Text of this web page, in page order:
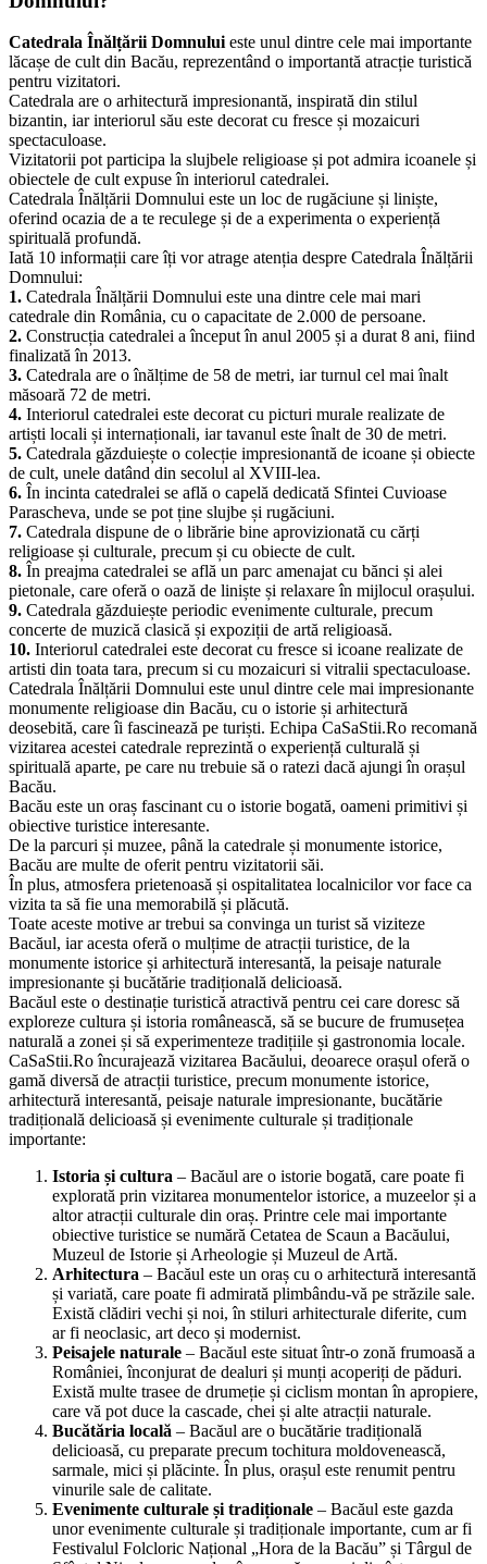
De ce ar trebui sa vizitezi Catedrala Înălțării
Domnului?
Catedrala Înălțării Domnuluieste unul dintre cele mai importante
lăcașe de cult din Bacău, reprezentând o importantă atracție turistică
pentru vizitatori.
Catedrala are o arhitectură impresionantă, inspirată din stilul
bizantin, iar interiorul său este decorat cu fresce și mozaicuri
spectaculoase.
Vizitatorii pot participa la slujbele religioase și pot admira icoanele și
obiectele de cult expuse în interiorul catedralei.
Catedrala Înălțării Domnului este un loc de rugăciune și liniște,
oferind ocazia de a te reculege și de a experimenta o experiență
spirituală profundă.
Iată 10 informații care îți vor atrage atenția despre Catedrala Înălțării
Domnului:
1.Catedrala Înălțării Domnului este una dintre cele mai mari
catedrale din România, cu o capacitate de 2.000 de persoane.
2.Construcția catedralei a început în anul 2005 și a durat 8 ani, fiind
finalizată în 2013.
3.Catedrala are o înălțime de 58 de metri, iar turnul cel mai înalt
măsoară 72 de metri.
4. Interiorul catedralei este decorat cu picturi murale realizate de
artiști locali și internaționali, iar tavanul este înalt de 30 de metri.
5.Catedrala găzduiește o colecție impresionantă de icoane și obiecte
de cult, unele datând din secolul al XVIII-lea.
6.În incinta catedralei se află o capelă dedicată Sfintei Cuvioase
Parascheva, unde se pot ține slujbe și rugăciuni.
7.Catedrala dispune de o librărie bine aprovizionată cu cărți
religioase și culturale, precum și cu obiecte de cult.
8.În preajma catedralei se află un parc amenajat cu bănci și alei
pietonale, care oferă o oază de liniște și relaxare în mijlocul orașului.
9.Catedrala găzduiește periodic evenimente culturale, precum
concerte de muzică clasică și expoziții de artă religioasă.
10.Interiorul catedralei este decorat cu fresce si icoane realizate de
artisti din toata tara, precum si cu mozaicuri si vitralii spectaculoase.
Catedrala Înălțării Domnului este unul dintre cele mai impresionante
monumente religioase din Bacău, cu o istorie și arhitectură
deosebită, care îi fascinează pe turiști. Echipa CaSaStii.Ro recomană
vizitarea acestei catedrale reprezintă o experiență culturală și
spirituală aparte, pe care nu trebuie să o ratezi dacă ajungi în orașul
Bacău.
Bacău este un oraș fascinant cu o istorie bogată, oameni primitivi și
obiective turistice interesante.
De la parcuri și muzee, până la catedrale și monumente istorice,
Bacău are multe de oferit pentru vizitatorii săi.
În plus, atmosfera prietenoasă și ospitalitatea localnicilor vor face ca
vizita ta să fie una memorabilă și plăcută.
Toate aceste motive ar trebui sa convinga un turist să viziteze
Bacăul, iar acesta oferă o mulțime de atracții turistice, de la
monumente istorice și arhitectură interesantă, la peisaje naturale
impresionante și bucătărie tradițională delicioasă.
Bacăul este o destinație turistică atractivă pentru cei care doresc să
exploreze cultura și istoria românească, să se bucure de frumusețea
naturală a zonei și să experimenteze tradițiile și gastronomia locale.
CaSaStii.Ro încurajează vizitarea Bacăului, deoarece orașul oferă o
gamă diversă de atracții turistice, precum monumente istorice,
tradițională delicioasă și evenimente culturale și tradiționale
importante:
Istoria și cultura – Bacăul are o istorie bogată, care poate fi
explorată prin vizitarea monumentelor istorice, a muzeelor și a
altor atracții culturale din oraș. Printre cele mai importante
obiective turistice se numără Cetatea de Scaun a Bacăului,
Muzeul de Istorie și Arheologie și Muzeul de Artă.
Arhitectura– Bacăul este un oraș cu o arhitectură interesantă
și variată, care poate fi admirată plimbându-vă pe străzile sale.
Există clădiri vechi și noi, în stiluri arhitecturale diferite, cum
ar fi neoclasic, art deco și modernist.
Peisajele naturale – Bacăul este situat într-o zonă frumoasă a
României, înconjurat de dealuri și munți acoperiți de păduri.
Există multe trasee de drumeție și ciclism montan în apropiere,
care vă pot duce la cascade, chei și alte atracții naturale.
Bucătăria locală– Bacăul are o bucătărie tradițională
delicioasă, cu preparate precum tochitura moldovenească,
sarmale, mici și plăcinte. În plus, orașul este renumit pentru
vinurile sale de calitate.